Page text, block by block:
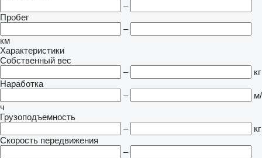
–
Пробег
–
км
Характеристики
Собственный вес
–
кг
Наработка
–
м/
ч
Грузоподъемность
–
кг
Скорость передвижения
–